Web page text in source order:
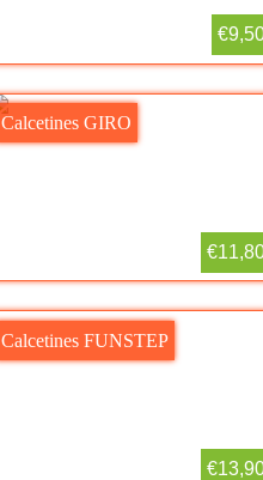
Calcetines GIRO
Calcetines FUNSTEP